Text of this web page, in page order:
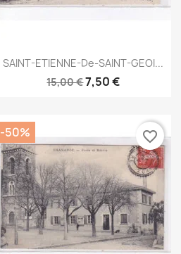
Aperçu rapide
SAINT-ETIENNE-De-SAINT-GEOI...
15,00 €7,50 €
-50% favorite_border